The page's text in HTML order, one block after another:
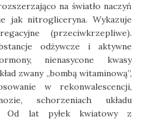
na światło naczyń
jak nitrogliceryna. Wykazuje
(przeciwkrzepliwe).
odżywcze i aktywne
nienasycone kwasy
zwany „bombą witaminową”,
w rekonwalescencji,
schorzeniach układu
Od lat pyłek kwiatowy z